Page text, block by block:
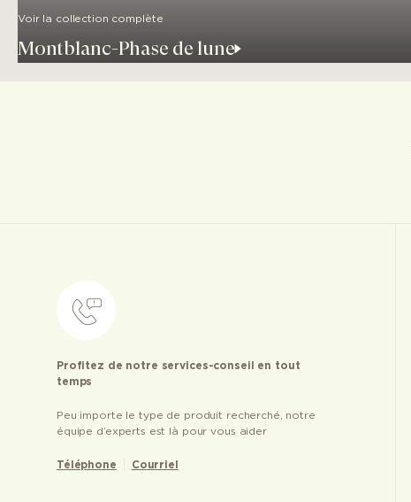
Voir la collection complète
Montblanc-Phase de lune
Profitez de notre services-conseil en tout
temps
Peu importe le type de produit recherché, notre
équipe d’experts est là pour vous aider
Téléphone Courriel